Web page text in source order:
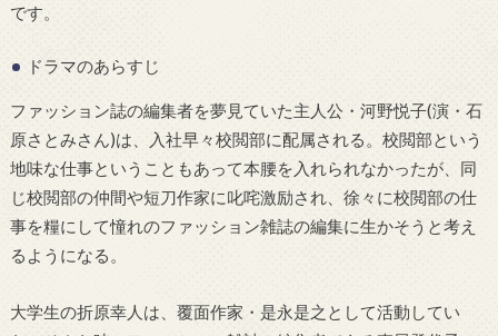
です。
ドラマのあらすじ
ファッション誌の編集者を夢見ていた主人公・河野悦子(演・石
原さとみさん)は、入社早々校閲部に配属される。校閲部という
地味な仕事ということもあって本腰を入れられなかったが、同
じ校閲部の仲間や短刀作家に叱咤激励され、徐々に校閲部の仕
事を糧にして憧れのファッション雑誌の編集に生かそうと考え
るようになる。
大学生の折原幸人は、覆面作家・是永是之として活動してい